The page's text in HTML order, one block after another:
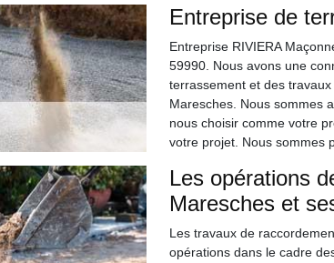
Entreprise de
Entreprise RIVIERA
59990. Nous avons une
terrassement et des
Maresches. Nous sommes
nous choisir comme votre
votre projet. Nous sommes
Les opérations
Maresches et
Les travaux de
opérations dans le cadre